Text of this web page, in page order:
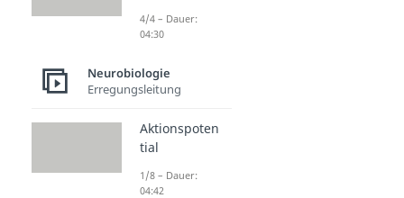
4/4 – Dauer:
04:30
Neurobiologie
Erregungsleitung
Aktionspoten
tial
1/8 – Dauer:
04:42